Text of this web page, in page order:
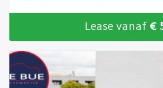
Lease vanaf €